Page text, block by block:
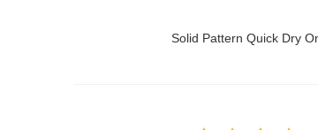
Solid Pattern Quick Dry